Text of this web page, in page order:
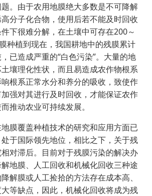
。由于农用地膜绝大多数是不可降解
分子化合物，使用后若不能及时回收
下很难分解，在土壤中可存在200～
种植到现在，我国耕地中的残膜累计
已造成严重的“白色污染”。大量的地
壤理化性状，而且易造成农作物根系
根系正常水分和养分的吸收，致使作
强对其进行及时回收，才能保证农作
推动农业可持续发展。
膜覆盖种植技术的研究和应用方面已
于国际领先地位，相比之下，关于残
对滞后。目前对于残膜污染的解决办
地膜、人工回收和机械化回收三种途
解膜或人工捡拾的方法存在成本高、
等缺点，因此，机械化回收将成为残